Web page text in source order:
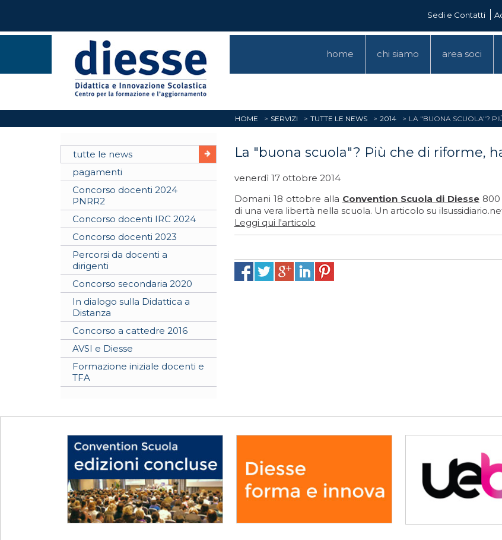
Sedi e Contatti
home chi siamo area soci
HOME SERVIZI TUTTE LE NEWS 2014 LA "BUONA SCUOLA"?
tutte le news
pagamenti
Concorso docenti 2024
PNRR2
Concorso docenti IRC 2024
Concorso docenti 2023
Percorsi da docenti a
dirigenti
Concorso secondaria 2020
In dialogo sulla Didattica a
Distanza
Concorso a cattedre 2016
AVSI e Diesse
Formazione iniziale docenti e
TFA
La "buona scuola"? Più che di riforme,
venerdì 17 ottobre 2014
Domani 18 ottobre alla Convention Scuola di Diesse800
di una vera libertà nella scuola. Un articolo su
Leggi qui l'articolo